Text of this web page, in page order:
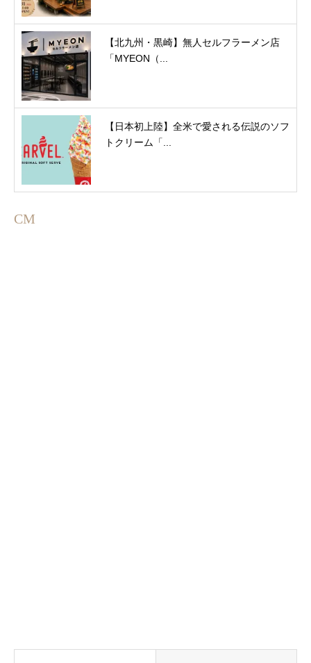
【北九州・黒崎】無人セルフラーメン店
「MYEON（...
【日本初上陸】全米で愛される伝説のソフ
トクリーム「...
CM